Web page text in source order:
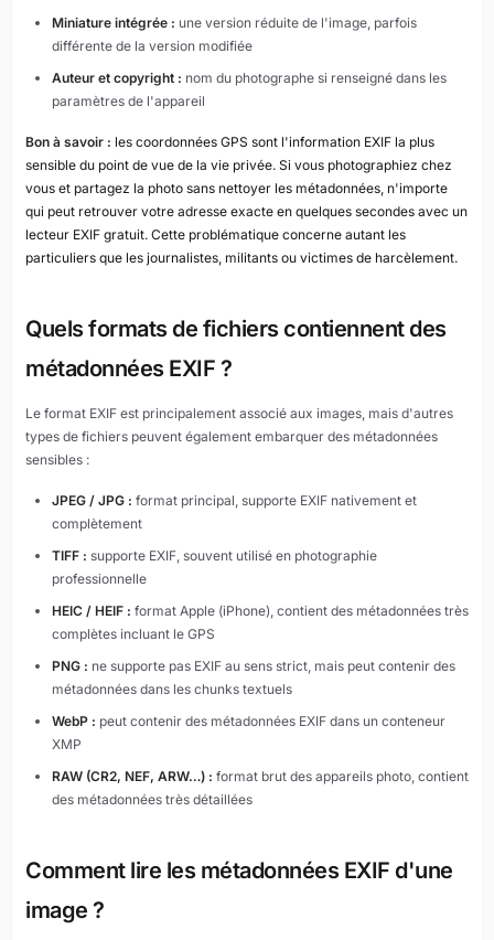
Miniature intégrée : une version réduite de l'image, parfois
différente de la version modifiée
Auteur et copyright : nom du photographe si renseigné dans les
paramètres de l'appareil
Bon à savoir : les coordonnées GPS sont l'information EXIF la plus
sensible du point de vue de la vie privée. Si vous photographiez chez
vous et partagez la photo sans nettoyer les métadonnées, n'importe
qui peut retrouver votre adresse exacte en quelques secondes avec un
lecteur EXIF gratuit. Cette problématique concerne autant les
particuliers que les journalistes, militants ou victimes de harcèlement.
Quels formats de fichiers contiennent des
métadonnées EXIF ?
Le format EXIF est principalement associé aux images, mais d'autres
types de fichiers peuvent également embarquer des métadonnées
sensibles :
JPEG / JPG : format principal, supporte EXIF nativement et
complètement
TIFF : supporte EXIF, souvent utilisé en photographie
professionnelle
HEIC / HEIF : format Apple (iPhone), contient des métadonnées très
complètes incluant le GPS
PNG : ne supporte pas EXIF au sens strict, mais peut contenir des
métadonnées dans les chunks textuels
WebP : peut contenir des métadonnées EXIF dans un conteneur
XMP
RAW (CR2, NEF, ARW…) : format brut des appareils photo, contient
des métadonnées très détaillées
Comment lire les métadonnées EXIF d'une
image ?